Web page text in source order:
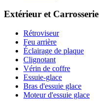
Extérieur et Carrosserie
Rétroviseur
Feu arrière
Éclairage de plaque
Clignotant
Vérin de coffre
Essuie-glace
Bras d'essuie glace
Moteur d'essuie glace